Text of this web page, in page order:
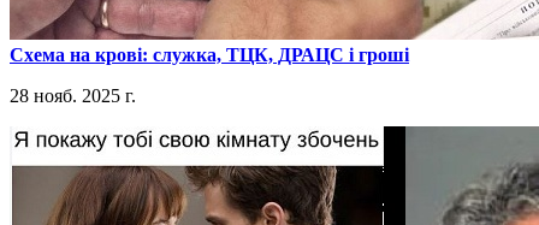
​Схема на крові: служка, ТЦК, ДРАЦС і гроші
28 нояб. 2025 г.